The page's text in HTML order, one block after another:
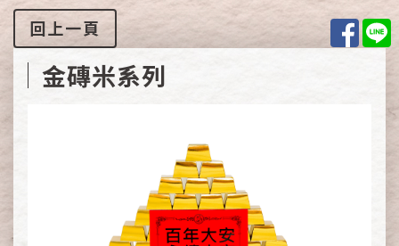
回上一頁
金磚米系列